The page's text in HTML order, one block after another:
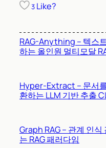
3 Like?
RAG-Anything – 텍스
하는 올인원 멀티모달
Hyper-Extract – 문서
환하는 LLM 기반 추출
Graph RAG – 관계 인
는 RAG 패러다임